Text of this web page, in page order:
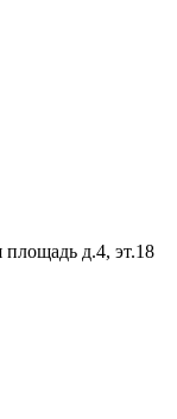
д.4, эт.18